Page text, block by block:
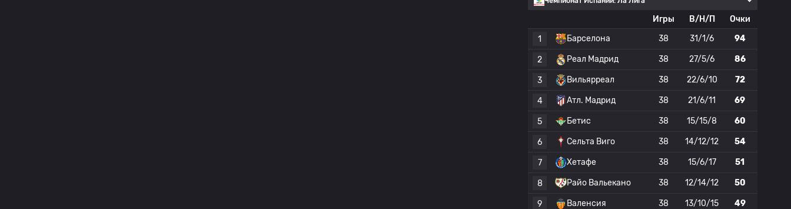
Игры В/Н/П
Очки
1
Барселона 38 31/1/6 94
2 Реал Мадрид 38 27/5/6 86
3 Вильярреал 38 22/6/10 72
4 Атл. Мадрид 38 21/6/11 69
5 Бетис 38 15/15/8 60
6 Сельта Виго 38 14/12/12 54
7 Хетафе 38 15/6/17 51
8 Райо Вальекано 38 12/14/12 50
9 Валенсия 38 13/10/15 49